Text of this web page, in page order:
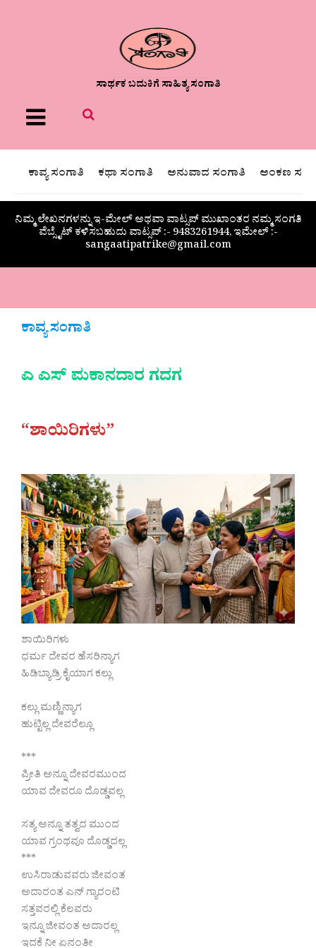
ಸಾರ್ಥಕ ಬದುಕಿಗೆ ಸಾಹಿತ್ಯ ಸಂಗಾತಿ
Menu
ಕಾವ್ಯ ಸಂಗಾತಿ ಕಥಾ ಸಂಗಾತಿ ಅನುವಾದ ಸಂಗಾತಿ ಅಂಕಣ
ನಿಮ್ಮ ಲೇಖನಗಳನ್ನು ಇ-ಮೇಲ್ ಅಥವಾ ವಾಟ್ಸಪ್ ಮುಖಾಂತರ ನಮ್ಮ ಸಂಗತಿ
ವೆಬ್ಸೈಟ್ ಕಳಿಸಬಹುದು ವಾಟ್ಸಪ್‌ :- 9483261944, ಇಮೇಲ್ :-
sangaatipatrike@gmail.com
ಕಾವ್ಯ ಸಂಗಾತಿ
ಎ ಎಸ್ ಮಕಾನದಾರ ಗದಗ
“ಶಾಯಿರಿಗಳು”
ಶಾಯಿರಿಗಳು
ಧರ್ಮ ದೇವರ ಹೆಸರಿನ್ಯಾಗ
ಹಿಡಿಬ್ಯಾಡ್ರಿ ಕೈಯಾಗ ಕಲ್ಲು
ಕಲ್ಲು ಮಣ್ಣಿನ್ಯಾಗ
ಹುಟ್ಟಿಲ್ಲ ದೇವರೆಲ್ಲೂ
***
ಪ್ರೀತಿ ಅನ್ನೂ ದೇವರಮುಂದ
ಯಾವ ದೇವರೂ ದೊಡ್ಡವಲ್ಲ
ಸತ್ಯ ಅನ್ನೂ ತತ್ವದ ಮುಂದ
ಯಾವ ಗ್ರಂಥವೂ ದೊಡ್ಡದಲ್ಲ
***
ಉಸಿರಾಡುವವರು ಜೀವಂತ
ಅದಾರಂತ ಎನ್ ಗ್ಯಾರಂಟಿ
ಸತ್ತವರಲ್ಲಿ ಕೆಲವರು
ಇನ್ನೂ ಜೀವಂತ ಅದಾರಲ್ಲ